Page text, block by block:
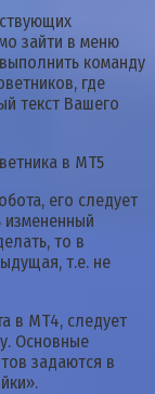
зайти в меню
команду
где
текст Вашего
его следует
измененный
то в
т.е. не
в МТ4, следует
Основные
задаются в